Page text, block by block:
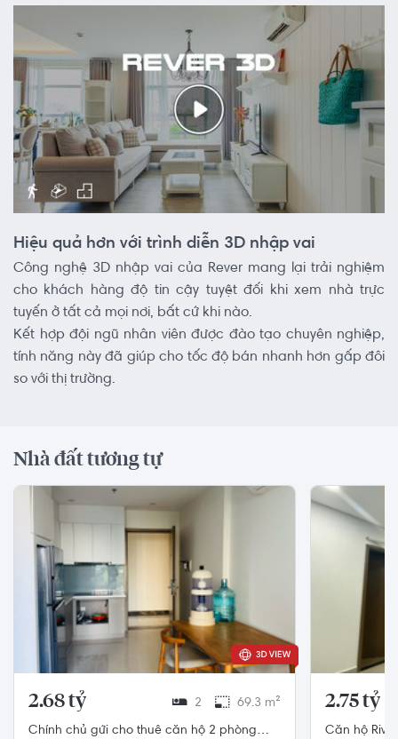
Hiệu quả hơn với trình diễn 3D nhập vai
Công nghệ 3D nhập vai của Rever mang lại trải nghiệm
cho khách hàng độ tin cậy tuyệt đối khi xem nhà trực
tuyến ở tất cả mọi nơi, bất cứ khi nào.
Kết hợp đội ngũ nhân viên được đào tạo chuyên nghiệp,
tính năng này đã giúp cho tốc độ bán nhanh hơn gấp đôi
so với thị trường.
Nhà đất tương tự
2.68 tỷ 2 69.3 m²
Chính chủ gửi cho thuê căn hộ 2 phòng
2.75 tỷ
Căn hộ